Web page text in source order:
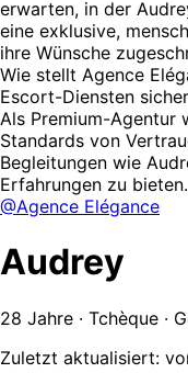
erwarten, in der
eine exklusive,
ihre Wünsche
Wie stellt Agence
Escort-Diensten
Als Premium-Agentur
Standards von
Begleitungen wie
Erfahrungen zu bieten.
@Agence Elégance
Audrey
28 Jahre · Tchèque ·
Zuletzt aktualisiert: